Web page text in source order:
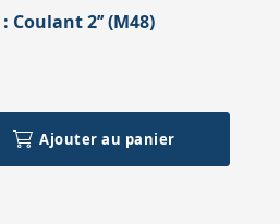
: Coulant 2’’ (M48)
Ajouter au panier